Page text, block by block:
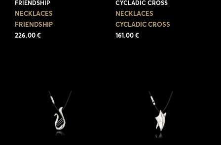
FRIENDSHIP
NECKLACES
FRIENDSHIP
226.00 €
CYCLADIC CROSS
NECKLACES
CYCLADIC CROSS
161.00 €